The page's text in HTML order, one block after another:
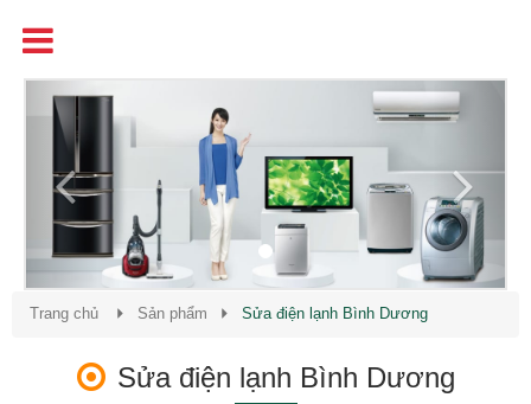
Previous
Trang chủ Sản phẩm Sửa điện lạnh Bình Dương
Sửa điện lạnh Bình Dương